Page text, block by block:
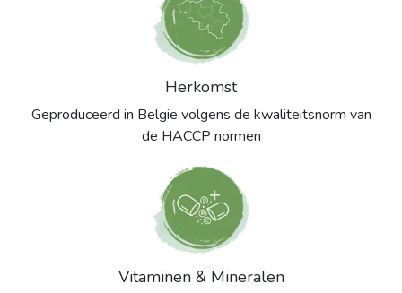
Herkomst
Geproduceerd in Belgie volgens de kwaliteitsnorm van
de HACCP normen
Vitaminen & Mineralen